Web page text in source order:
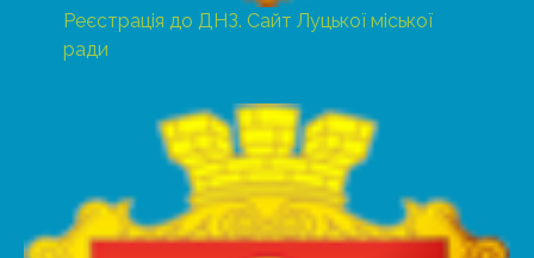
Реєстрація до ДНЗ. Сайт Луцької міської
ради